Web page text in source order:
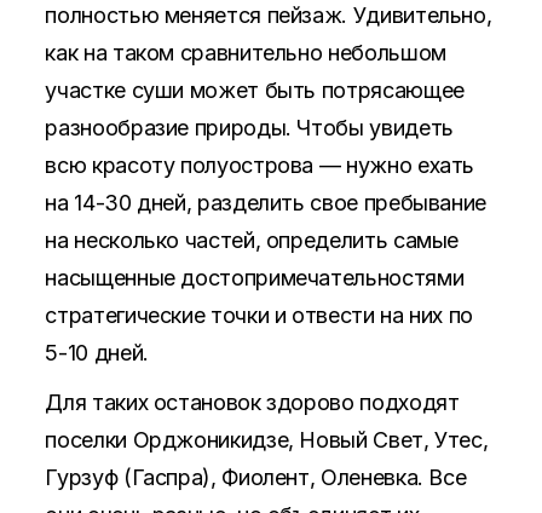
полностью меняется пейзаж. Удивительно,
как на таком сравнительно небольшом
участке суши может быть потрясающее
разнообразие природы. Чтобы увидеть
всю красоту полуострова — нужно ехать
на 14-30 дней, разделить свое пребывание
на несколько частей, определить самые
насыщенные достопримечательностями
стратегические точки и отвести на них по
5-10 дней.
Для таких остановок здорово подходят
поселки Орджоникидзе, Новый Свет, Утес,
Гурзуф (Гаспра), Фиолент, Оленевка. Все